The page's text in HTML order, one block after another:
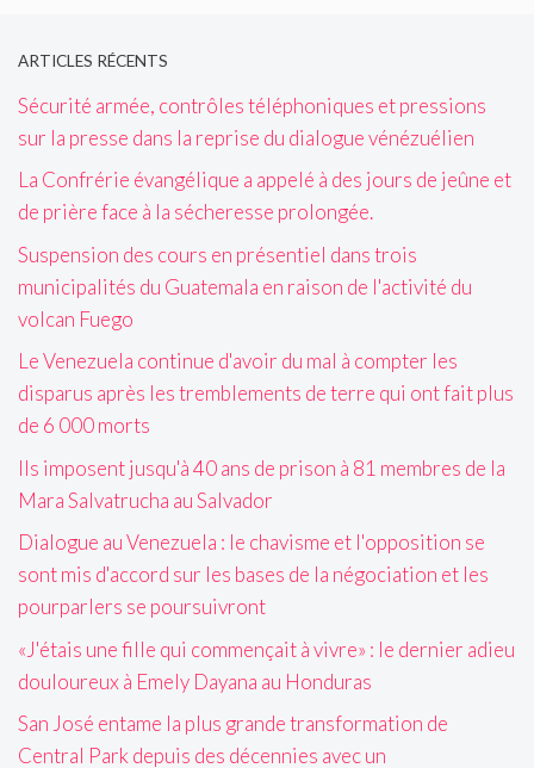
ARTICLES RÉCENTS
Sécurité armée, contrôles téléphoniques et pressions
sur la presse dans la reprise du dialogue vénézuélien
La Confrérie évangélique a appelé à des jours de jeûne et
de prière face à la sécheresse prolongée.
Suspension des cours en présentiel dans trois
municipalités du Guatemala en raison de l'activité du
volcan Fuego
Le Venezuela continue d'avoir du mal à compter les
disparus après les tremblements de terre qui ont fait plus
de 6 000 morts
Ils imposent jusqu'à 40 ans de prison à 81 membres de la
Mara Salvatrucha au Salvador
Dialogue au Venezuela : le chavisme et l'opposition se
sont mis d'accord sur les bases de la négociation et les
pourparlers se poursuivront
«J'étais une fille qui commençait à vivre» : le dernier adieu
douloureux à Emely Dayana au Honduras
San José entame la plus grande transformation de
Central Park depuis des décennies avec un